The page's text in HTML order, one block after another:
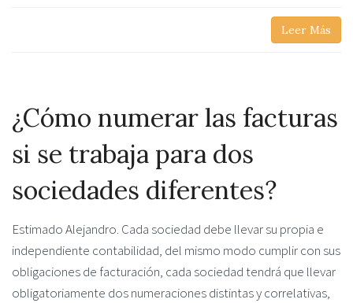
Leer Más
¿Cómo numerar las facturas
si se trabaja para dos
sociedades diferentes?
Estimado Alejandro. Cada sociedad debe llevar su propia e
independiente contabilidad, del mismo modo cumplir con sus
obligaciones de facturación, cada sociedad tendrá que llevar
obligatoriamente dos numeraciones distintas y correlativas,